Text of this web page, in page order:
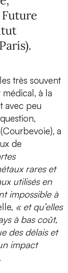
très souvent
à la
avec peu
a
de
rares et
utilisés en
impossible à
« et qu’elles
à bas coût,
des délais et
impact